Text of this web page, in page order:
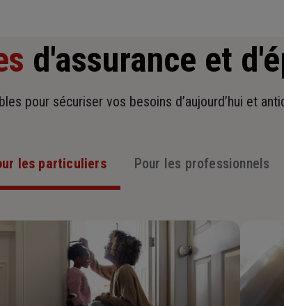
d'assurance et
pour sécuriser vos besoins d’aujourd’hui et
les particuliers Pour les professionnels